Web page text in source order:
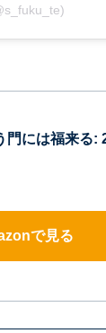
門には福来る:
で見る